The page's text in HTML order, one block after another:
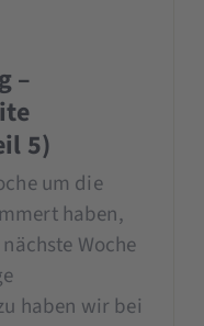
–
5)
um die
haben,
Woche
haben wir bei